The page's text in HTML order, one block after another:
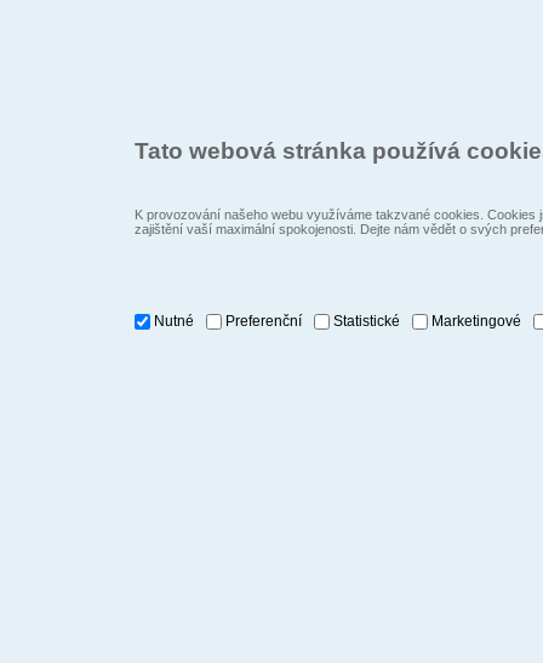
Tato webová stránka používá
K provozování našeho webu využíváme takzvané cookies.
zajištění vaší maximální spokojenosti. Dejte nám vědět o svých
Nutné Preferenční Statistické Marketingové